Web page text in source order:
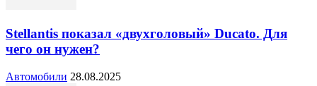
Stellantis показал «двухголовый» Ducato. Для
чего он нужен?
Автомобили 28.08.2025